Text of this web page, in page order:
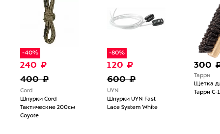
-40%
240 ₽
400 ₽
Cord
Шнурки Cord
Тактические 200см
Coyote
-80%
120 ₽
600 ₽
UYN
Шнурки UYN Fast
Lace System White
300
Тарри
Щетка
Тарри С-